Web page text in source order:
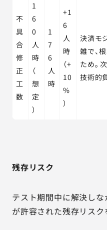
不
具
合
修
正
工
数
1
6
0
人
時
（
想
定
）
1
7
6
人
時
+1
6
人
時
（+
10
%
）
決済モ
雑で、
ため。
技術的
残存リスク
テスト期間中に解決しな
が許容された残存リスク